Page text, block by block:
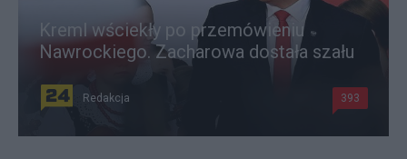
Kreml wściekły po przemówieniu
Nawrockiego. Zacharowa dostała szału
Redakcja 393